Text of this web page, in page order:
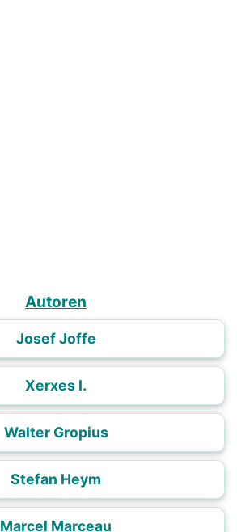
Autoren
Josef Joffe
Xerxes I.
Walter Gropius
Stefan Heym
Marcel Marceau